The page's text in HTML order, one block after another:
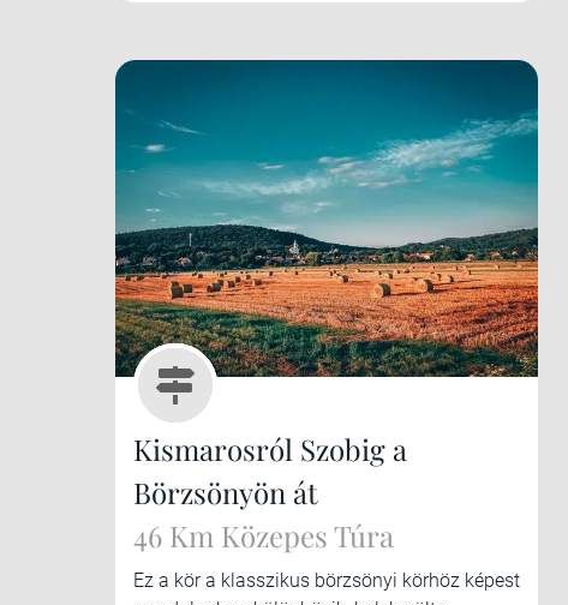
Kismarosról Szobig a
Börzsönyön át
46 Km Közepes Túra
Ez a kör a klasszikus börzsönyi körhöz képest